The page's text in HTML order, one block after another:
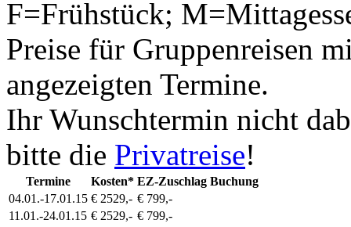
F=Frühstück;
Preise für Gruppenreisen
angezeigten Termine.
Ihr Wunschtermin nicht
bitte die Privatreise!
Termine Kosten* EZ-Zuschlag Buchung
04.01.-17.01.15 € 2529,- € 799,-
11.01.-24.01.15 € 2529,- € 799,-